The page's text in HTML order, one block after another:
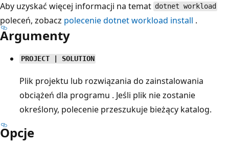
Aby uzyskać więcej informacji na temat dotnet workload
poleceń, zobacz polecenie dotnet workload install .
Argumenty
PROJECT | SOLUTION
Plik projektu lub rozwiązania do zainstalowania
obciążeń dla programu . Jeśli plik nie zostanie
określony, polecenie przeszukuje bieżący katalog.
Opcje